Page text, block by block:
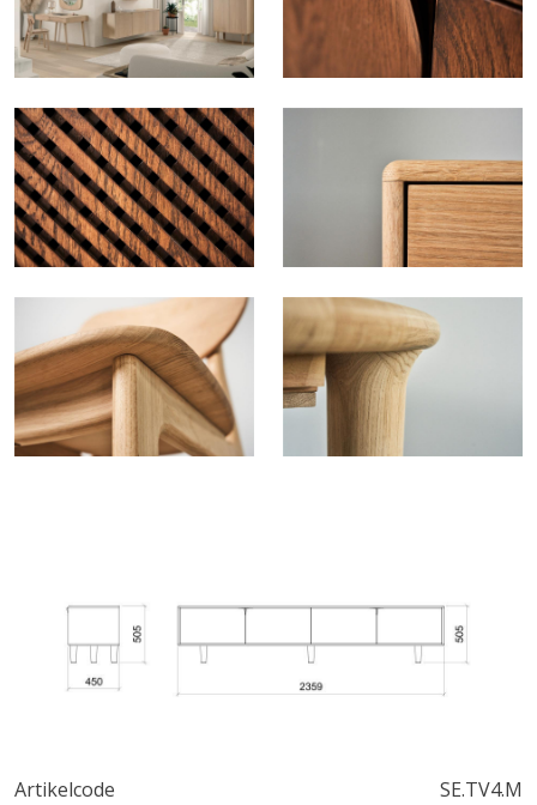
Artikelcode SE.TV4.M